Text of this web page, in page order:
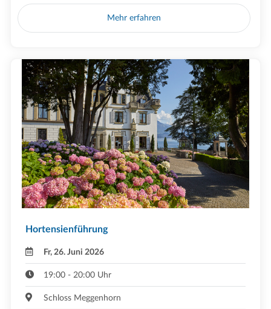
Mehr erfahren
Hortensienführung
Fr, 26. Juni 2026
19:00 - 20:00 Uhr
Schloss Meggenhorn